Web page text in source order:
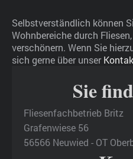
Selbstverständlich können
Wohnbereiche durch
verschönern. Wenn Sie
sich gerne über unser
Sie
Fliesenfachbetrieb Britz
Grafenwiese 56
56566 Neuwied - OT